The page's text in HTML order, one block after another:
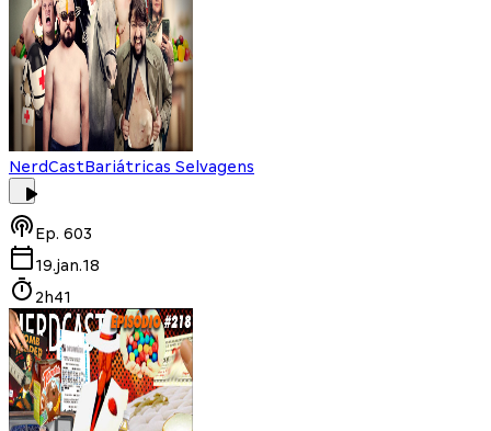
NerdCastBariátricas Selvagens
Ep. 603
19.jan.18
2h41